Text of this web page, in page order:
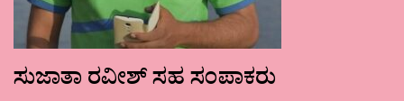
ಸುಜಾತಾ ರವೀಶ್ ಸಹ ಸಂಪಾಕರು